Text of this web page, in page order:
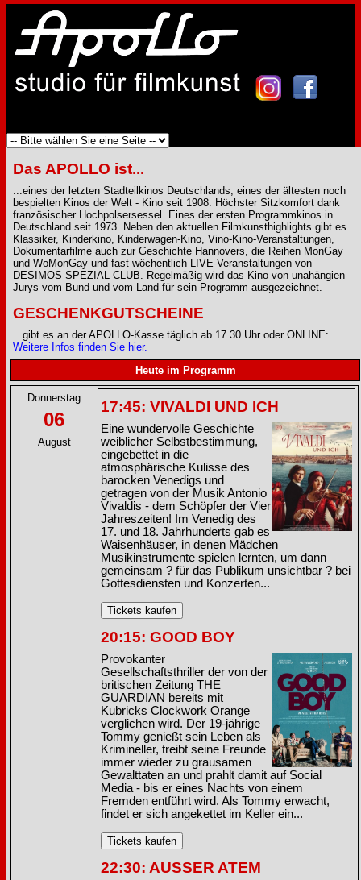
Das APOLLO ist...
...eines der letzten Stadteilkinos Deutschlands, eines der ältesten noch
bespielten Kinos der Welt - Kino seit 1908. Höchster Sitzkomfort dank
französischer Hochpolsersessel. Eines der ersten Programmkinos in
Deutschland seit 1973. Neben den aktuellen Filmkunsthighlights gibt es
Klassiker, Kinderkino, Kinderwagen-Kino, Vino-Kino-Veranstaltungen,
Dokumentarfilme auch zur Geschichte Hannovers, die Reihen MonGay
und WoMonGay und fast wöchentlich LIVE-Veranstaltungen von
DESIMOS-SPEZIAL-CLUB. Regelmäßig wird das Kino von unahängien
Jurys vom Bund und vom Land für sein Programm ausgezeichnet.
GESCHENKGUTSCHEINE
...gibt es an der APOLLO-Kasse täglich ab 17.30 Uhr oder ONLINE:
Weitere Infos finden Sie hier.
Heute im Programm
Donnerstag
06
August
17:45: VIVALDI UND ICH
Eine wundervolle Geschichte
weiblicher Selbstbestimmung,
eingebettet in die
atmosphärische Kulisse des
barocken Venedigs und
getragen von der Musik Antonio
Vivaldis - dem Schöpfer der Vier
Jahreszeiten! Im Venedig des
17. und 18. Jahrhunderts gab es
Waisenhäuser, in denen Mädchen
Musikinstrumente spielen lernten, um dann
gemeinsam ? für das Publikum unsichtbar ? bei
Gottesdiensten und Konzerten...
20:15: GOOD BOY
Provokanter
Gesellschaftsthriller der von der
britischen Zeitung THE
GUARDIAN bereits mit
Kubricks Clockwork Orange
verglichen wird. Der 19-jährige
Tommy genießt sein Leben als
Krimineller, treibt seine Freunde
immer wieder zu grausamen
Gewalttaten an und prahlt damit auf Social
Media - bis er eines Nachts von einem
Fremden entführt wird. Als Tommy erwacht,
findet er sich angekettet im Keller ein...
22:30: AUSSER ATEM